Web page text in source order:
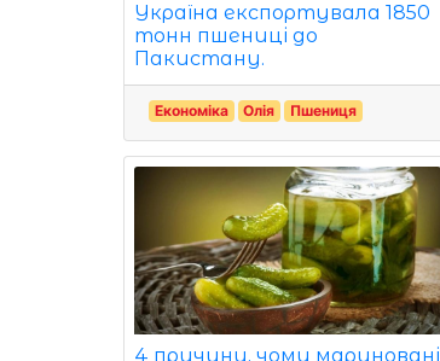
Україна експортувала 1850
тонн пшениці до
Пакистану.
Економіка Олія Пшениця
4 причини, чому мариновані